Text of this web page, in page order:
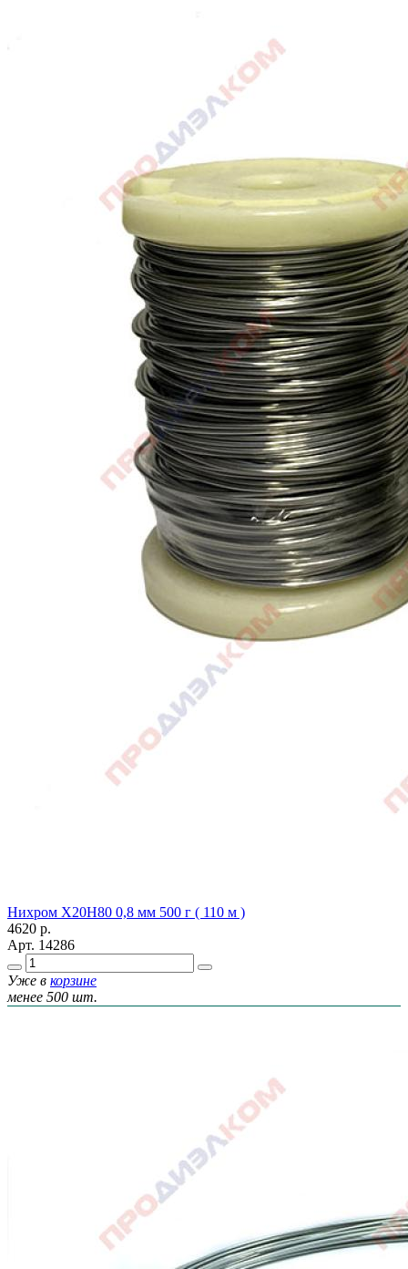
Нихром Х20Н80 0,8 мм 500 г ( 110 м )
4620 р.
Арт. 14286
Уже в корзине
менее 500 шт.